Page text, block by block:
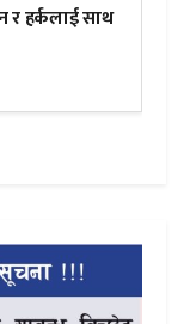
र हर्कलाई साथ